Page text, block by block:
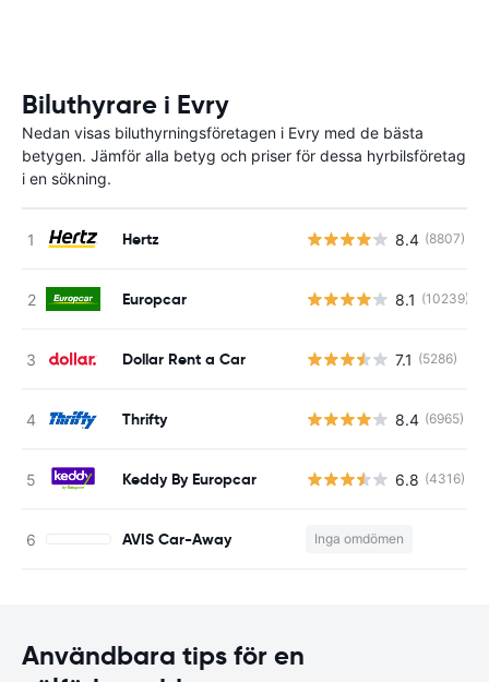
Biluthyrare i Evry
Nedan visas biluthyrningsföretagen i Evry med de bästa
betygen. Jämför alla betyg och priser för dessa hyrbilsföretag
i en sökning.
Hertz 8.4 (8807)
Europcar 8.1 (10239)
Dollar Rent a Car 7.1 (5286)
Thrifty 8.4 (6965)
Keddy By Europcar 6.8 (4316)
AVIS Car-Away Inga omdömen
Användbara tips för en